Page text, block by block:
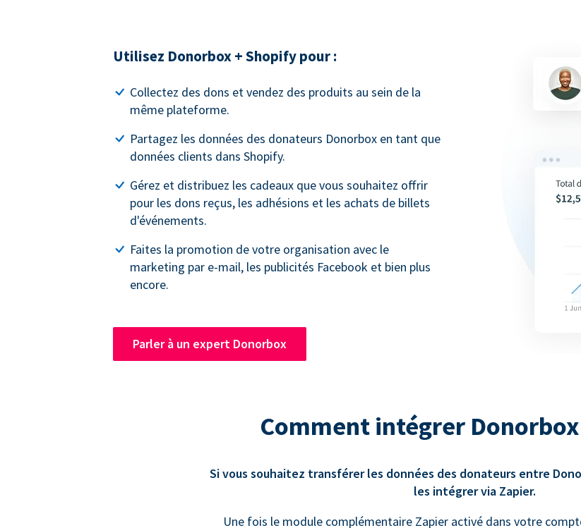
Utilisez Donorbox + Shopify pour :
Collectez des dons et vendez des produits au sein de la
même plateforme.
Partagez les données des donateurs Donorbox en tant que
données clients dans Shopify.
Gérez et distribuez les cadeaux que vous souhaitez offrir
pour les dons reçus, les adhésions et les achats de billets
d'événements.
Faites la promotion de votre organisation avec le
marketing par e-mail, les publicités Facebook et bien plus
encore.
Parler à un expert Donorbox
Comment intégrer
Si vous souhaitez transférer les données des donateurs entre
les intégrer via Zapier.
Une fois le module complémentaire Zapier activé dans votre